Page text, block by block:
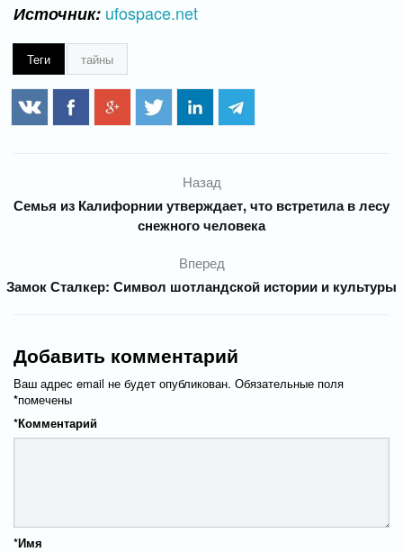
Источник: ufospace.net
Теги тайны
Назад
Семья из Калифорнии утверждает, что встретила в лесу
снежного человека
Вперед
Замок Сталкер: Символ шотландской истории и культуры
Добавить комментарий
Ваш адрес email не будет опубликован. Обязательные поля
помечены
*
Комментарий
*
Имя
*